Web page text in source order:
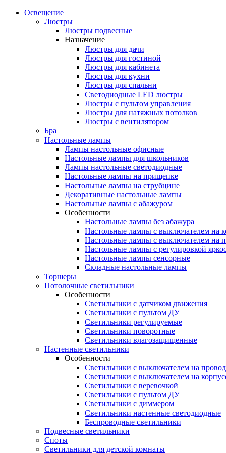
Освещение
Люстры
Люстры подвесные
Назначение
Люстры для дачи
Люстры для гостиной
Люстры для кабинета
Люстры для кухни
Люстры для спальни
Светодиодные LED люстры
Люстры с пультом управления
Люстры для натяжных потолков
Люстры с вентилятором
Бра
Настольные лампы
Лампы настольные офисные
Настольные лампы для школьников
Лампы настольные светодиодные
Настольные лампы на прищепке
Настольные лампы на струбцине
Декоративные настольные лампы
Настольные лампы с абажуром
Особенности
Настольные лампы без абажура
Настольные лампы с выключателем на
Настольные лампы с выключателем на
Настольные лампы с регулировкой
Настольные лампы сенсорные
Складные настольные лампы
Торшеры
Потолочные светильники
Особенности
Светильники с датчиком движения
Светильники с пультом ДУ
Светильники регулируемые
Светильники поворотные
Светильники влагозащищенные
Настенные светильники
Особенности
Светильники с выключателем на
Светильники с выключателем на
Светильники с веревочкой
Светильники с пультом ДУ
Светильники с диммером
Светильники настенные светодиодные
Беспроводные светильники
Подвесные светильники
Споты
Светильники для детской комнаты